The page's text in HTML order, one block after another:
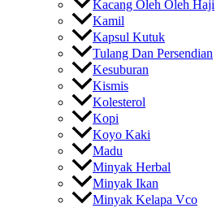
Kacang Oleh Oleh Haji
Kamil
Kapsul Kutuk
Tulang Dan Persendian
Kesuburan
Kismis
Kolesterol
Kopi
Koyo Kaki
Madu
Minyak Herbal
Minyak Ikan
Minyak Kelapa Vco